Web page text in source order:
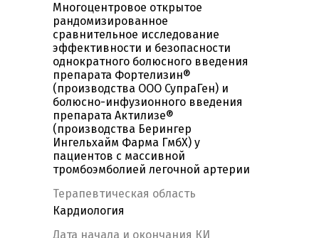
Многоцентровое открытое
рандомизированное
сравнительное исследование
эффективности и безопасности
однократного болюсного введения
препарата Фортелизин®
(производства ООО СупраГен) и
болюсно-инфузионного введения
препарата Актилизе®
(производства Берингер
Ингельхайм Фарма ГмбХ) у
пациентов с массивной
тромбоэмболией легочной артерии
Терапевтическая область
Кардиология
Дата начала и окончания КИ